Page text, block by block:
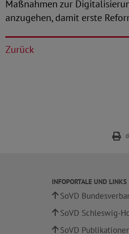
Maßnahmen zur
anzugehen, damit erste
Zurück
INFOPORTALE UND LINKS
SoVD
SoVD Schleswig-
SoVD